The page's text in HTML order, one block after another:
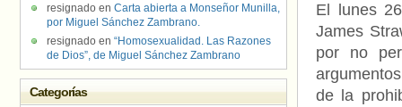
El lunes
James
por no
de la
resignado en Carta abierta a Monseñor Munilla,
por Miguel Sánchez Zambrano.
resignado en “Homosexualidad. Las Razones
de Dios”, de Miguel Sánchez Zambrano
Categorías